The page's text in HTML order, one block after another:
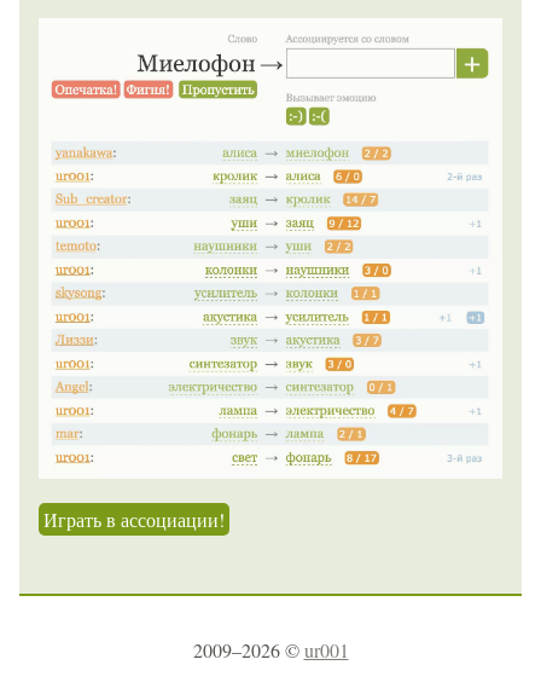
Играть в ассоциации!
2009–2026 ©ur001